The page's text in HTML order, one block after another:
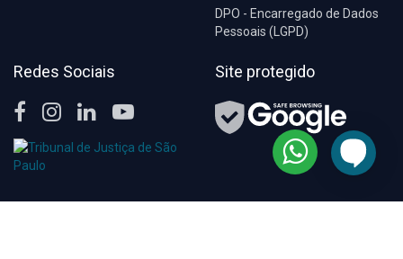
DPO - Encarregado de Dados
Pessoais (LGPD)
Redes Sociais Site protegido